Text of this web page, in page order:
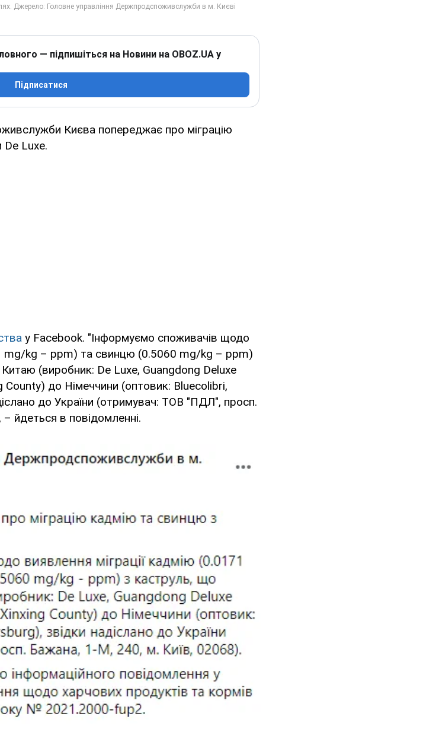
— підпишіться на Новини на OBOZ.UA у
Підписатися
Києва попереджає про міграцію
De Luxe.
у Facebook. "Інформуємо споживачів щодо
mg/kg – ppm) та свинцю (0.5060 mg/kg – ppm)
(виробник: De Luxe, Guangdong Deluxe
до Німеччини (оптовик: Bluecolibri,
до України (отримувач: ТОВ "ПДЛ", просп.
йдеться в повідомленні.